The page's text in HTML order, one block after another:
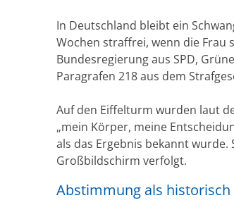
In Deutschland bleibt ein
Wochen straffrei, wenn die Frau
Bundesregierung aus SPD,
Paragrafen 218 aus dem
Auf den Eiffelturm wurden laut
„mein Körper, meine
als das Ergebnis bekannt
Großbildschirm verfolgt.
Abstimmung als